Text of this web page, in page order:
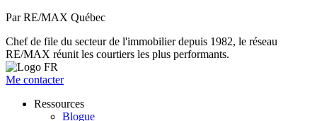
Par RE/MAX Québec
Chef de file du secteur de l'immobilier depuis 1982, le réseau
RE/MAX réunit les courtiers les plus performants.
Me contacter
Ressources
Blogue